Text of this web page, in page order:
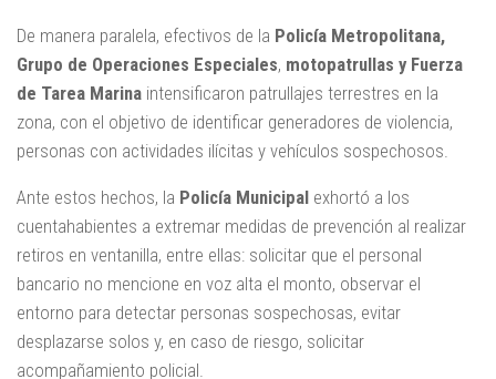
De manera paralela, efectivos de la Policía Metropolitana,
Grupo de Operaciones Especiales, motopatrullas y Fuerza
de Tarea Marina intensificaron patrullajes terrestres en la
zona, con el objetivo de identificar generadores de violencia,
personas con actividades ilícitas y vehículos sospechosos.
Ante estos hechos, la Policía Municipal exhortó a los
cuentahabientes a extremar medidas de prevención al realizar
retiros en ventanilla, entre ellas: solicitar que el personal
bancario no mencione en voz alta el monto, observar el
entorno para detectar personas sospechosas, evitar
desplazarse solos y, en caso de riesgo, solicitar
acompañamiento policial.